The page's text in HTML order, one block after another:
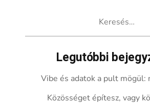
Legutóbbi
Vibe és adatok a pult mögül:
Közösséget építesz, vagy